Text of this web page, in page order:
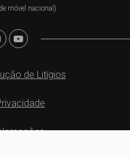
móvel nacional)
de Litígios